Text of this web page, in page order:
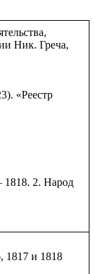
Ник. Греча,
«Реестр
1818. 2. Народ
1817 и 1818